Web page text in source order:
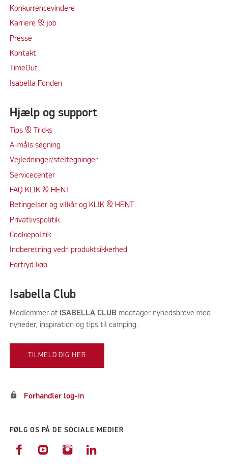
Konkurrencevindere
Karriere & job
Presse
Kontakt
TimeOut
Isabella Fonden
Hjælp og support
Tips & Tricks
A-måls søgning
Vejledninger/steltegninger
Servicecenter
FAQ KLIK & HENT
Betingelser og vilkår og KLIK & HENT
Privatlivspolitik
Cookiepolitik
Indberetning vedr. produktsikkerhed
Fortryd køb
Isabella Club
Medlemmer afISABELLA CLUB modtager nyhedsbreve med
nyheder, inspiration og tips til camping.
TILMELD DIG HER
lock Forhandler log-in
FØLG OS PÅ DE SOCIALE MEDIER